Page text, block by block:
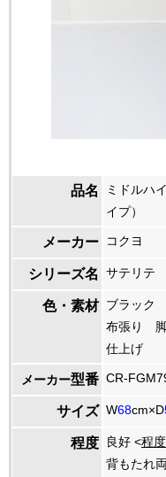
品名
ミドルハ
イプ）
メーカー コクヨ
シリーズ名 サテリテ
色・素材 ブラック
布張り 脚
仕上げ
メーカー型番 CR-
サイズ W68cm×D
程度 良好 <程
背もたれ